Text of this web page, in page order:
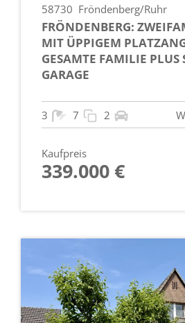
58730 Fröndenberg/Ruhr
FRÖNDENBERG:
MIT ÜPPIGEM
GESAMTE FAMILIE PLUS
GARAGE
3 7 2
Kaufpreis
339.000 €